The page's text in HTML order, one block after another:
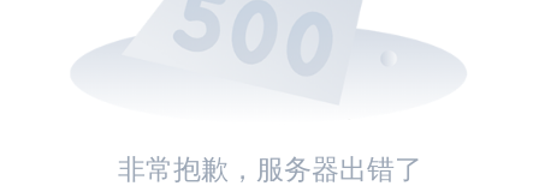
非常抱歉，服务器出错了